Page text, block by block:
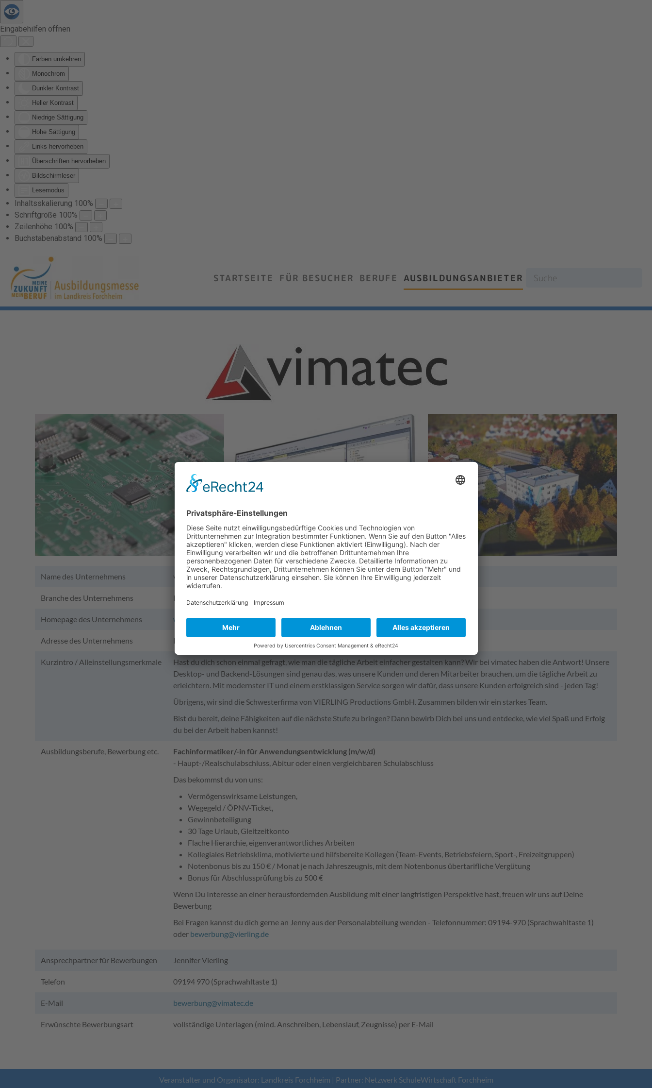
Eingabehilfen öffnen
Farben umkehren
Monochrom
Dunkler Kontrast
Heller Kontrast
Niedrige Sättigung
Hohe Sättigung
Links hervorheben
Überschriften hervorheben
Bildschirmleser
Lesemodus
Inhaltsskalierung 100%
Schriftgröße 100%
Zeilenhöhe 100%
Buchstabenabstand 100%
Zum Hauptinhalt springen
STARTSEITE FÜR BESUCHER BERUFE AUSBILDUNGSANBIETER
Name des Unternehmens vimatec GmbH
Branche des Unternehmens IT-Dienstleistungen
Homepage des Unternehmens www.vimatec.de
Adresse des Unternehmens Pretzfelder Str. 21, 91320 Ebermannstadt
Kurzintro / Alleinstellungsmerkmale
Hast du dich schon einmal gefragt, wie man die tägliche Arbeit einfacher gestalten kann? Wir bei vimatec haben die Antwort! Unsere
Desktop- und Backend-Lösungen sind genau das, was unsere Kunden und deren Mitarbeiter brauchen, um die tägliche Arbeit zu
erleichtern. Mit modernster IT und einem erstklassigen Service sorgen wir dafür, dass unsere Kunden erfolgreich sind - jeden Tag!
Übrigens, wir sind die Schwesterfirma von VIERLING Productions GmbH. Zusammen bilden wir ein starkes Team.
Bist du bereit, deine Fähigkeiten auf die nächste Stufe zu bringen? Dann bewirb Dich bei uns und entdecke, wie viel Spaß und Erfolg
du bei der Arbeit haben kannst!
Ausbildungsberufe, Bewerbung etc.
Fachinformatiker/-in für Anwendungsentwicklung (m/w/d)
- Haupt-/Realschulabschluss, Abitur oder einen vergleichbaren Schulabschluss
Das bekommst du von uns:
Vermögenswirksame Leistungen,
Wegegeld / ÖPNV-Ticket,
Gewinnbeteiligung
30 Tage Urlaub, Gleitzeitkonto
Flache Hierarchie, eigenverantwortliches Arbeiten
Kollegiales Betriebsklima, motivierte und hilfsbereite Kollegen (Team-Events, Betriebsfeiern, Sport-, Freizeitgruppen)
Notenbonus bis zu 150 € / Monat je nach Jahreszeugnis, mit dem Notenbonus übertarifliche Vergütung
Bonus für Abschlussprüfung bis zu 500 €
Wenn Du Interesse an einer herausfordernden Ausbildung mit einer langfristigen Perspektive hast, freuen wir uns auf Deine
Bewerbung
Bei Fragen kannst du dich gerne an Jenny aus der Personalabteilung wenden - Telefonnummer: 09194-970 (Sprachwahltaste 1)
oder bewerbung@vierling.de
Ansprechpartner für Bewerbungen Jennifer Vierling
Telefon 09194 970 (Sprachwahltaste 1)
E-Mail bewerbung@vimatec.de
Erwünschte Bewerbungsart vollständige Unterlagen (mind. Anschreiben, Lebenslauf, Zeugnisse) per E-Mail
Veranstalter und Organisator: Landkreis Forchheim | Partner: Netzwerk SchuleWirtschaft Forchheim